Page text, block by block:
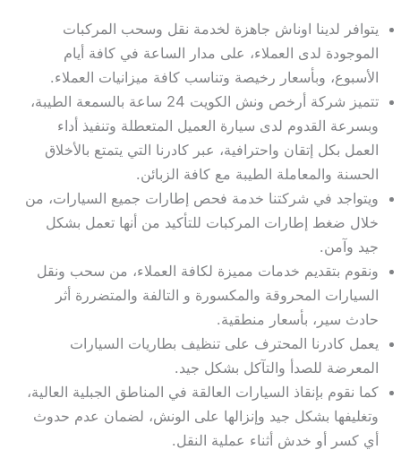
يتوافر لدينا اوناش جاهزة لخدمة نقل وسحب المركبات
الموجودة لدى العملاء، على مدار الساعة في كافة أيام
الأسبوع، وبأسعار رخيصة وتناسب كافة ميزانيات العملاء.
تتميز شركة أرخص ونش الكويت 24 ساعة بالسمعة الطيبة،
وبسرعة القدوم لدى سيارة العميل المتعطلة وتنفيذ أداء
العمل بكل إتقان واحترافية، عبر كادرنا التي يتمتع بالأخلاق
الحسنة والمعاملة الطيبة مع كافة الزبائن.
ويتواجد في شركتنا خدمة فحص إطارات جميع السيارات، من
خلال ضغط إطارات المركبات للتأكيد من أنها تعمل بشكل
جيد وآمن.
ونقوم بتقديم خدمات مميزة لكافة العملاء، من سحب ونقل
السيارات المحروقة والمكسورة و التالفة والمتضررة أثر
حادث سير، بأسعار منطقية.
يعمل كادرنا المحترف على تنظيف بطاريات السيارات
المعرضة للصدأ والتآكل بشكل جيد.
كما نقوم بإنقاذ السيارات العالقة في المناطق الجبلية العالية،
وتغليفها بشكل جيد وإنزالها على الونش، لضمان عدم حدوث
أي كسر أو خدش أثناء عملية النقل.